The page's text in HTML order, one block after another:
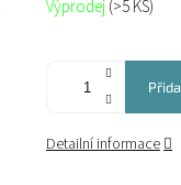
cena:
Výprodej(>5 KS)
Detailní informace